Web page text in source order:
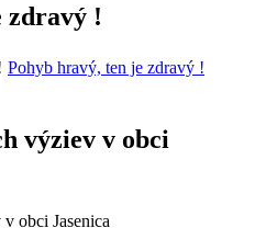
zdravý !
Pohyb hravý, ten je zdravý !
výziev v obci